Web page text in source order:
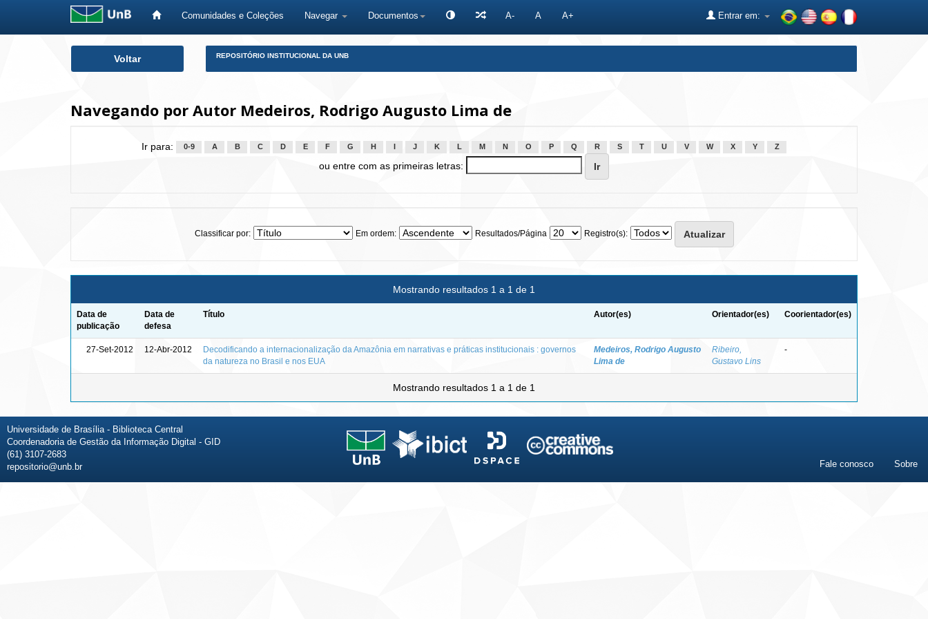
Comunidades e Coleções Navegar Documentos A- A A+ Entrar em:
Voltar REPOSITÓRIO INSTITUCIONAL DA UNB
Navegando por Autor Medeiros, Rodrigo Augusto Lima de
Ir para: 0-9 A B C D E F G H J K L M N O P Q R S T U V W X Y Z
ou entre com as primeiras letras:
Classificar por: Em ordem: Resultados/Página Registro(s):
Mostrando resultados 1 a 1 de 1
Data de
publicação
Data de
defesa
Título Autor(es) Orientador(es) Coorientador(es)
27-Set-2012 12-Abr-2012
Decodificando a internacionalização da Amazônia em narrativas e práticas institucionais : governos
da natureza no Brasil e nos EUA
Medeiros, Rodrigo Augusto
Lima de
Ribeiro,
Gustavo Lins
-
Mostrando resultados 1 a 1 de 1
Universidade de Brasília - Biblioteca Central
Coordenadoria de Gestão da Informação Digital - GID
(61) 3107-2683
repositorio@unb.br
Fale conosco Sobre